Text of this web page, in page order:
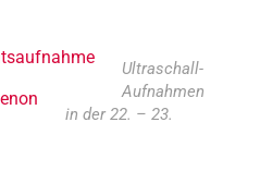
Ultraschall-
Aufnahmen
in der 22. – 23.